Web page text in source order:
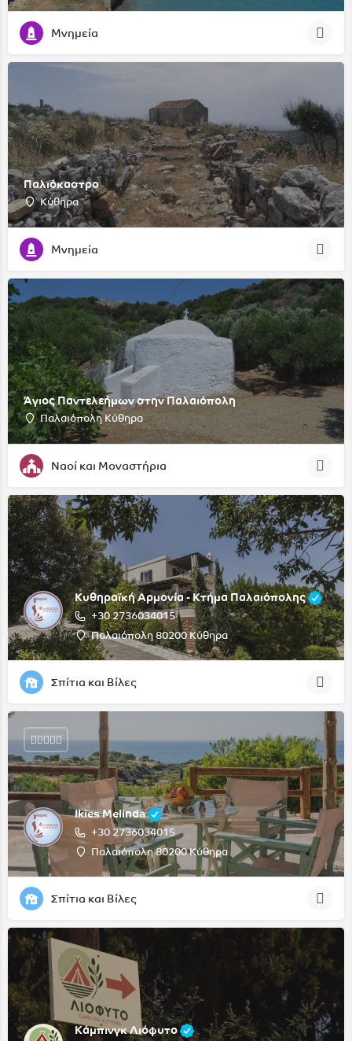
Μνημεία
Παλιόκαστρο
Κύθηρα
Μνημεία
Άγιος Παντελεήμων στην Παλαιόπολη
Παλαιόπολη Κύθηρα
Ναοί και Μοναστήρια
Κυθηραϊκή Αρμονία - Κτήμα Παλαιόπολης
+30 2736034015
Παλαιόπολη 80200 Κύθηρα
Σπίτια και Βίλες
Ikies Melinda
+30 2736034015
Παλαιόπολη 80200 Κύθηρα
Σπίτια και Βίλες
Κάμπινγκ Λιόφυτο